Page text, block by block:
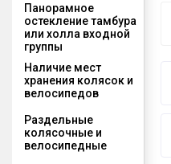
Панорамное
остекление тамбура
или холла входной
группы
Наличие мест
хранения колясок и
велосипедов
Раздельные
колясочные и
велосипедные